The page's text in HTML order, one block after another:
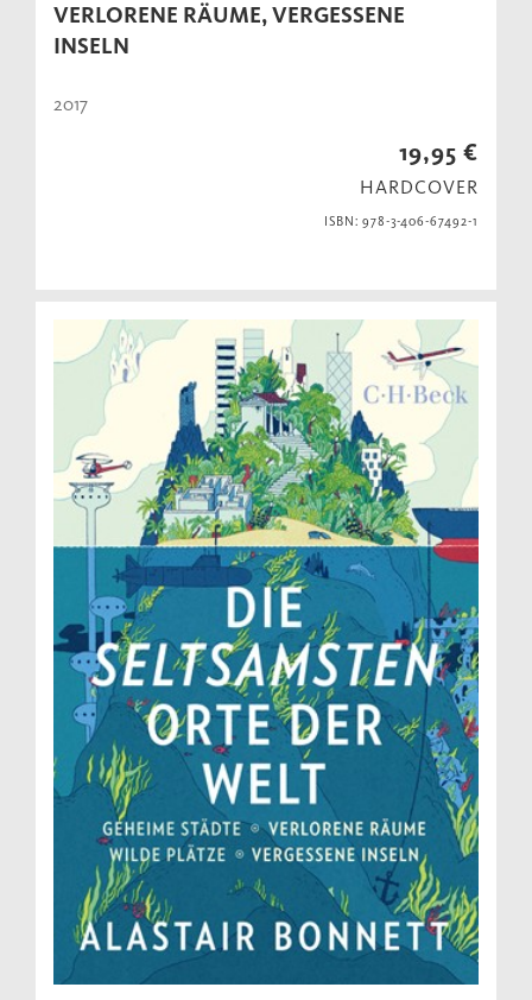
VERLORENE RÄUME, VERGESSENE
INSELN
2017
19,95 €
HARDCOVER
ISBN: 978-3-406-67492-1